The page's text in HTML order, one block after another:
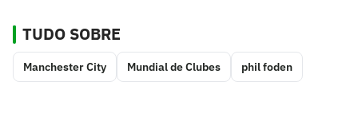
TUDO SOBRE
Manchester City Mundial de Clubes phil foden